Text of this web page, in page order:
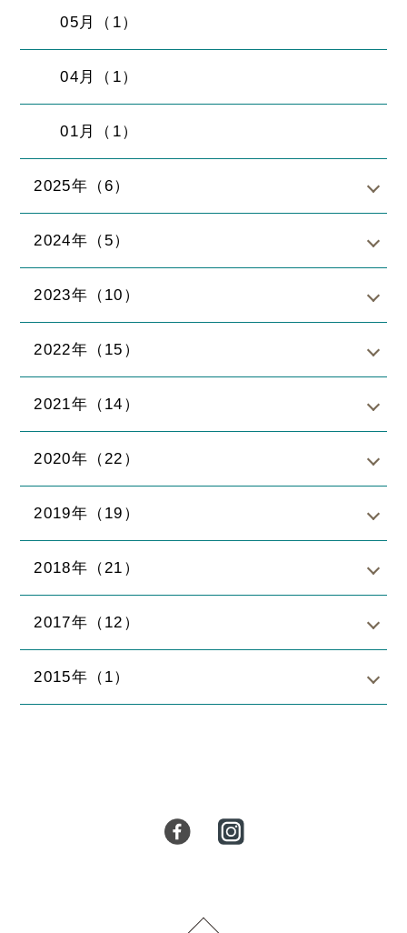
05月（1）
04月（1）
01月（1）
2025年（6）
2024年（5）
2023年（10）
2022年（15）
2021年（14）
2020年（22）
2019年（19）
2018年（21）
2017年（12）
2015年（1）